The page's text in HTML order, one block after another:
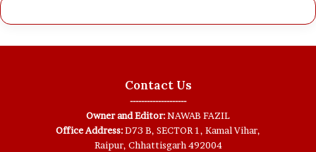
Contact Us
--------------------
Owner and Editor:NAWAB FAZIL
Office Address:D73 B, SECTOR 1, Kamal Vihar,
Raipur, Chhattisgarh 492004